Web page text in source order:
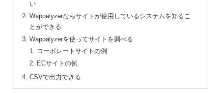
い
Wappalyzerならサイトが使用しているシステムを知るこ
とができる
Wappalyzerを使ってサイトを調べる
コーポレートサイトの例
ECサイトの例
CSVで出力できる